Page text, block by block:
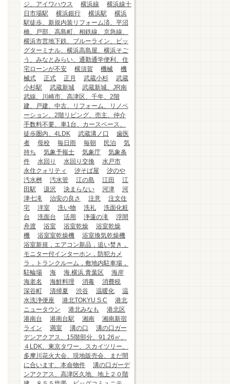
ジ、アイワハウス
横浜線
横浜線十
日市場駅
横浜銀行 横浜駅
横浜
駅徒歩、新規内装リフォーム済、平沼
橋、戸部、高島町、相鉄線、京急線、
横浜市営地下鉄、ブルーライン、ビッ
グターミナル、横浜高島屋、横浜そご
う、みなとみらい、通勤通学便利、住
宅ローンが不安
横須賀 機械
機
械式
正式 正月 武蔵小杉
武蔵
小杉駅
武蔵新城
武蔵新城、JR南
武線、川崎市、高津区、千年、2階
建、戸建、中古、リフォーム、リノベ
ーション、2階リビング、売主、仲介
手数料不要、車1台、カースペース、
徒歩圏内、4LDK
武蔵溝ノ口
歯医
者
母校 毎日雨 毎朝 民泊
気
持ち
気象予報士 気象庁
気象条
件
水回り 水回り交換
水戸市
永住クォリティ
汐そば屋
汐のや
汚水桝
汚水管 江の島 江田
江
田駅
汲沢 決まらない 河津
河
津七滝
治安の良さ 注意
注文住
宅
洋室 洗い物 洗礼
洗面化粧
台
洗面台 活用 浄蓮の滝
浮間
舟渡
浴室 浴室乾燥
浴室乾燥
機
浴室室乾燥機
浴室換気乾燥機
浴室新規，エアコン新品，追い焚き，
モニター付インターホン，防犯カメ
ラ，トランクルーム，敷地内駐車場，
駐輪場
海 海.横浜.青葉区
海岸
海老名
海鮮料理 消毒
消費税
深谷町
清掃夏 渋谷 温暖化
温
水洗浄便座
港北TOKYU S.C
港北
ニュータウン
港北みなも
港北区
港南台
港南台駅 湘南
湘南新宿
ライン
満室 溝の口
溝の口ガー
デンアクアス、15階部分、91.26㎡、
４LDK、東京タワー、スカイツリー、
多摩川花火大会、現地販売会、まだ間
に合います、本命物件
溝の口ガーデ
ンアクアス、高津区久地、地上２０階